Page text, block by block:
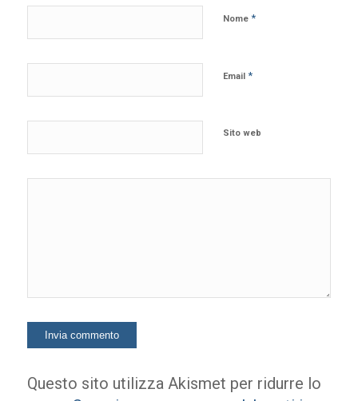
Nome *
Email *
Sito web
Questo sito utilizza Akismet per ridurre lo